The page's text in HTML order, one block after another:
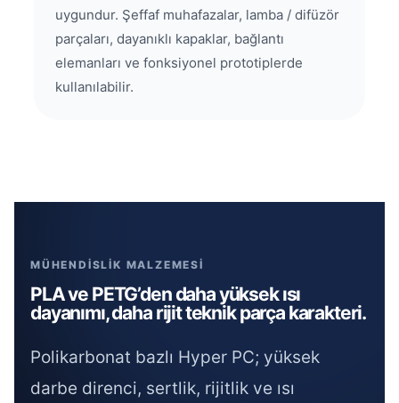
uygundur. Şeffaf muhafazalar, lamba / difüzör
parçaları, dayanıklı kapaklar, bağlantı
elemanları ve fonksiyonel prototiplerde
kullanılabilir.
MÜHENDİSLİK MALZEMESİ
PLA ve PETG’den daha yüksek ısı
dayanımı, daha rijit teknik parça karakteri.
Polikarbonat bazlı Hyper PC; yüksek
darbe direnci, sertlik, rijitlik ve ısı